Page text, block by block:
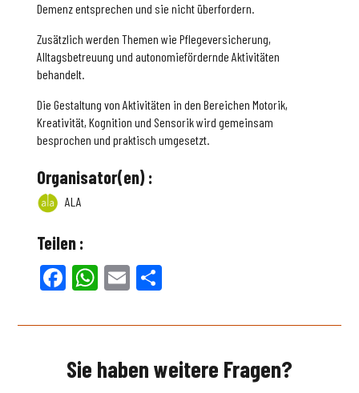
Demenz entsprechen und sie nicht überfordern.
Zusätzlich werden Themen wie Pflegeversicherung,
Alltagsbetreuung und autonomiefördernde Aktivitäten
behandelt.
Die Gestaltung von Aktivitäten in den Bereichen Motorik,
Kreativität, Kognition und Sensorik wird gemeinsam
besprochen und praktisch umgesetzt.
Organisator(en) :
ALA
Teilen :
Facebook
WhatsApp
Email
Sie haben weitere Fragen?